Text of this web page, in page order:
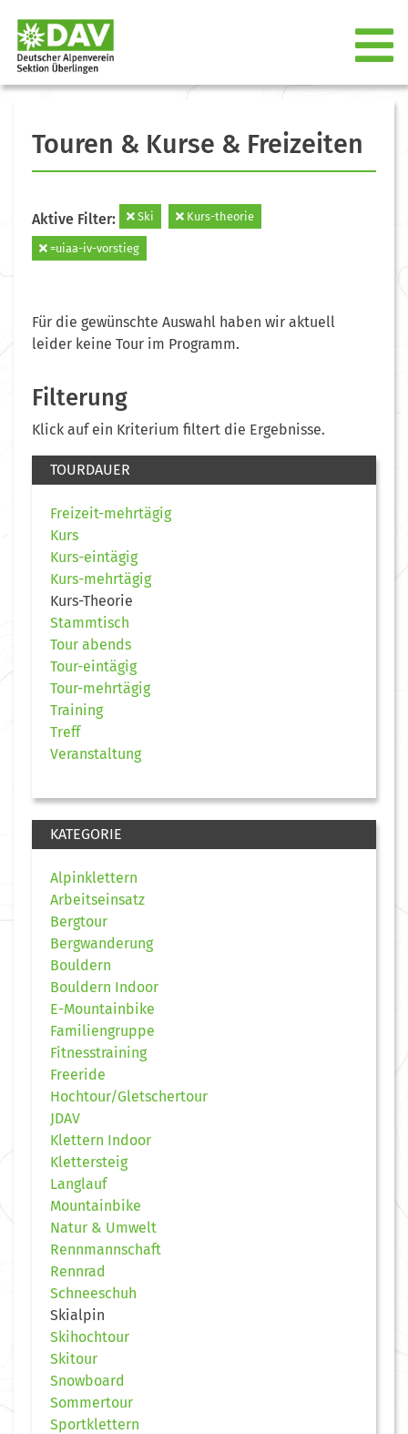
Touren & Kurse & Freizeiten
Aktive Filter: Ski Kurs-theorie
=uiaa-iv-vorstieg
Für die gewünschte Auswahl haben wir aktuell
leider keine Tour im Programm.
Filterung
Klick auf ein Kriterium filtert die Ergebnisse.
TOURDAUER
Freizeit-mehrtägig
Kurs
Kurs-eintägig
Kurs-mehrtägig
Kurs-Theorie
Stammtisch
Tour abends
Tour-eintägig
Tour-mehrtägig
Training
Treff
Veranstaltung
KATEGORIE
Alpinklettern
Arbeitseinsatz
Bergtour
Bergwanderung
Bouldern
Bouldern Indoor
E-Mountainbike
Familiengruppe
Fitnesstraining
Freeride
Hochtour/Gletschertour
JDAV
Klettern Indoor
Klettersteig
Langlauf
Mountainbike
Natur & Umwelt
Rennmannschaft
Rennrad
Schneeschuh
Skialpin
Skihochtour
Skitour
Snowboard
Sommertour
Sportklettern